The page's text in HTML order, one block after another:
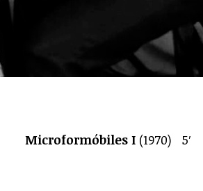
Microformóbiles I (1970) 5′